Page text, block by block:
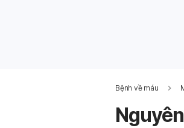
Bệnh về máu